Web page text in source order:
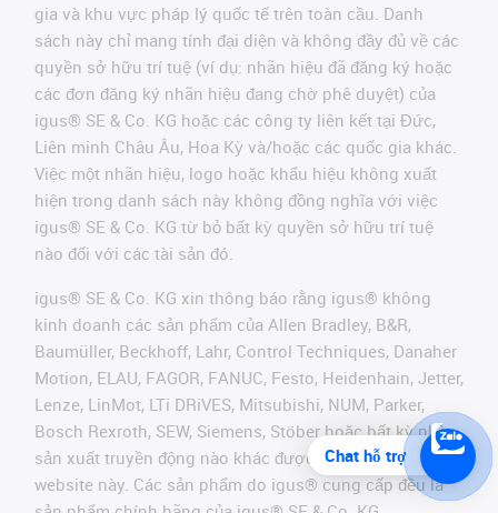
gia và khu vực pháp lý quốc tế trên toàn cầu. Danh
sách này chỉ mang tính đại diện và không đầy đủ về các
quyền sở hữu trí tuệ (ví dụ: nhãn hiệu đã đăng ký hoặc
các đơn đăng ký nhãn hiệu đang chờ phê duyệt) của
igus® SE & Co. KG hoặc các công ty liên kết tại Đức,
Liên minh Châu Âu, Hoa Kỳ và/hoặc các quốc gia khác.
Việc một nhãn hiệu, logo hoặc khẩu hiệu không xuất
hiện trong danh sách này không đồng nghĩa với việc
igus® SE & Co. KG từ bỏ bất kỳ quyền sở hữu trí tuệ
nào đối với các tài sản đó.
igus® SE & Co. KG xin thông báo rằng igus® không
kinh doanh các sản phẩm của Allen Bradley, B&R,
Baumüller, Beckhoff, Lahr, Control Techniques, Danaher
Motion, ELAU, FAGOR, FANUC, Festo, Heidenhain, Jetter,
Lenze, LinMot, LTi DRiVES, Mitsubishi, NUM, Parker,
Bosch Rexroth, SEW, Siemens, Stöber hoặc bất kỳ nhà
sản xuất truyền động nào khác được đề cập trên
website này. Các sản phẩm do igus® cung cấp đều là
Chat hỗ trợ